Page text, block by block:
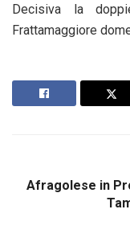
Decisiva la
Frattamaggiore
Afragolese in